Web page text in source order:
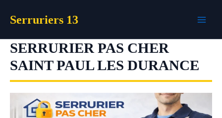
Serruriers 13
SERRURIER PAS CHER
SAINT PAUL LES DURANCE